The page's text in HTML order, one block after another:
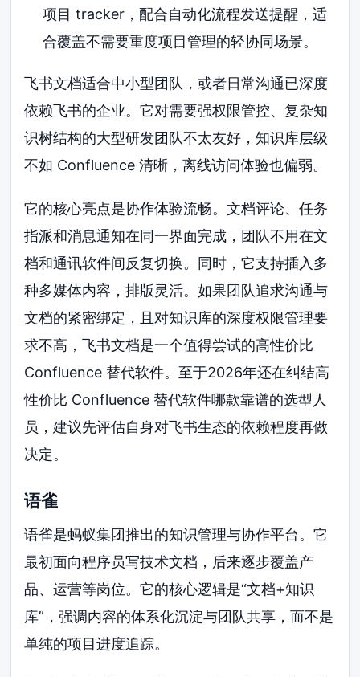
项目 tracker，配合自动化流程发送提醒，适
合覆盖不需要重度项目管理的轻协同场景。
飞书文档适合中小型团队，或者日常沟通已深度
依赖飞书的企业。它对需要强权限管控、复杂知
识树结构的大型研发团队不太友好，知识库层级
不如 Confluence 清晰，离线访问体验也偏弱。
它的核心亮点是协作体验流畅。文档评论、任务
指派和消息通知在同一界面完成，团队不用在文
档和通讯软件间反复切换。同时，它支持插入多
种多媒体内容，排版灵活。如果团队追求沟通与
文档的紧密绑定，且对知识库的深度权限管理要
求不高，飞书文档是一个值得尝试的高性价比
Confluence 替代软件。至于2026年还在纠结高
性价比 Confluence 替代软件哪款靠谱的选型人
员，建议先评估自身对飞书生态的依赖程度再做
决定。
语雀
语雀是蚂蚁集团推出的知识管理与协作平台。它
最初面向程序员写技术文档，后来逐步覆盖产
品、运营等岗位。它的核心逻辑是“文档+知识
库”，强调内容的体系化沉淀与团队共享，而不是
单纯的项目进度追踪。